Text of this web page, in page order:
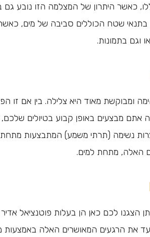
כאשר היתרון של המצלמה הזו נובע
שטח הכוללים סביבה של מים,
וגם בתמונות.
ומבוקשת מאוד היא צלילה. בין אם זו
אתם מבצעים באופן קבוע בטיולים
נשימה (תרתי משמע) המתבצעות
האלה, מתחת למים.
הצגנו לכם כאן הן בעלות פוטנציאל
את הרגעים המאושרים האלה באמצעות